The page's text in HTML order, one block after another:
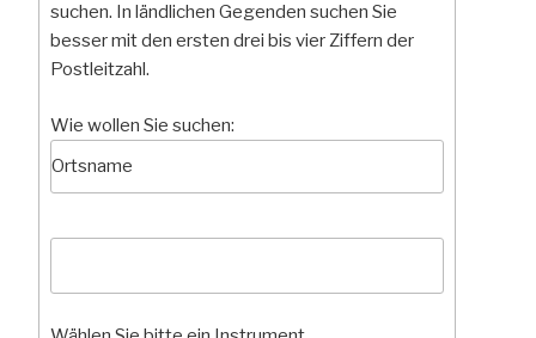
suchen. In ländlichen Gegenden suchen Sie
besser mit den ersten drei bis vier Ziffern der
Postleitzahl.
Wie wollen Sie suchen: